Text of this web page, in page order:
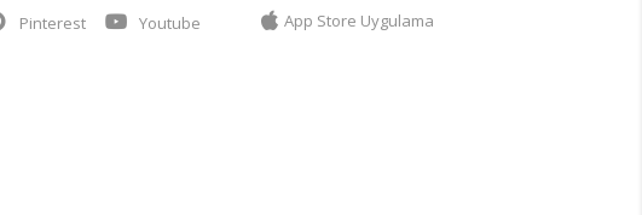
Pinterest
Youtube
App Store Uygulama